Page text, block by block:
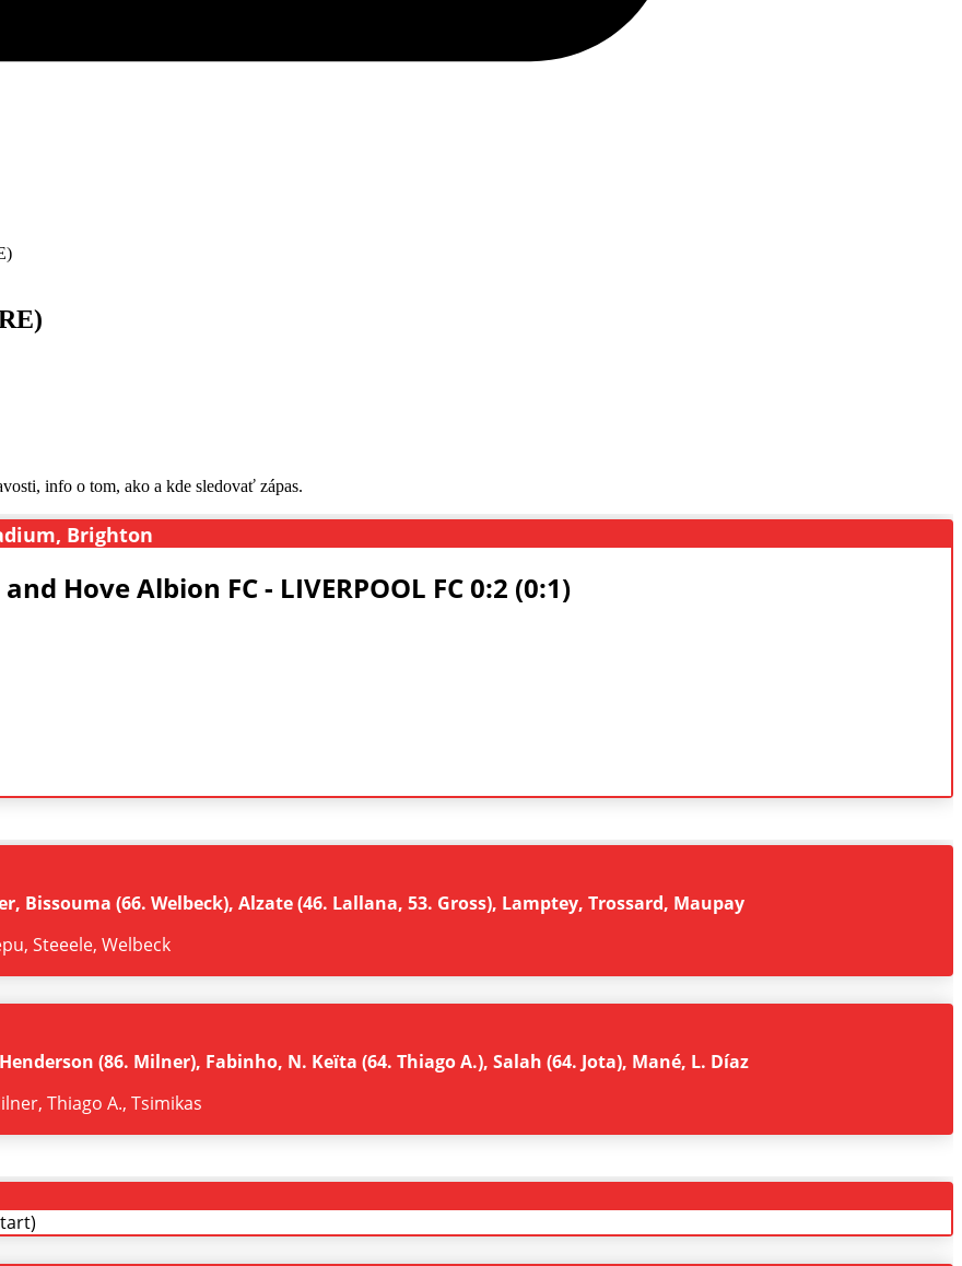
info o tom, ako a kde sledovať zápas.
Brighton
Hove Albion FC - LIVERPOOL FC 0:2 (0:1)
Bissouma (66. Welbeck), Alzate (46. Lallana, 53. Gross), Lamptey, Trossard, Maupay
Steeele, Welbeck
(86. Milner), Fabinho, N. Keïta (64. Thiago A.), Salah (64. Jota), Mané, L. Díaz
Thiago A., Tsimikas